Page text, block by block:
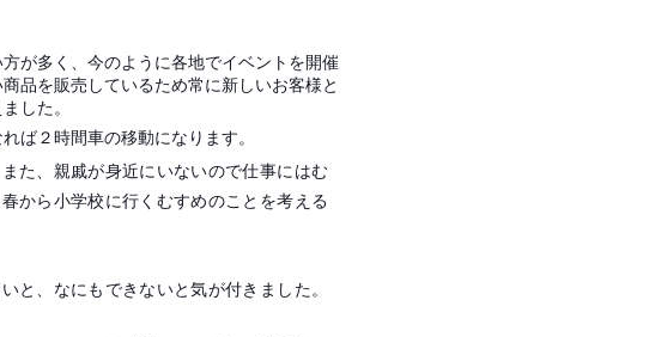
が多く、今のように各地でイベントを開催
品を販売しているため常に新しいお客様と
した。
ば２時間車の移動になります。
た、親戚が身近にいないので仕事にはむ
から小学校に行くむすめのことを考える
と、なにもできないと気が付きました。